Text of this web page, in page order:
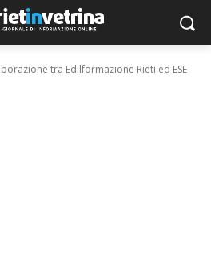
tra Edilformazione Rieti ed ESE